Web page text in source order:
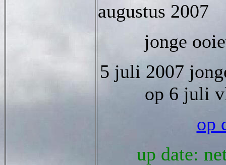
augustus
jonge
5 juli 2007
op 6 juli
op
up date: